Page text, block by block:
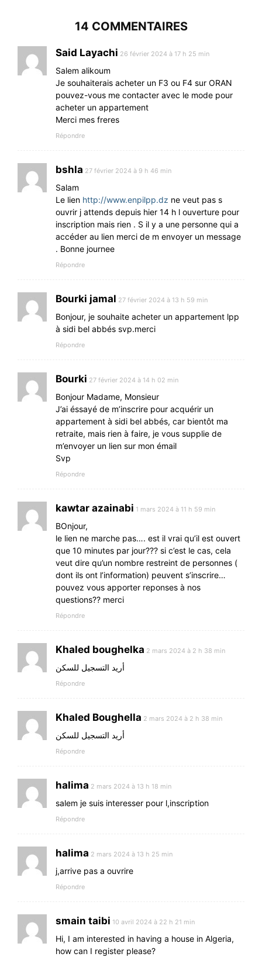
14 COMMENTAIRES
Said Layachi 26 février 2024 à 17 h 25 min
Salem alikoum
Je souhaiterais acheter un F3 ou F4 sur ORAN
pouvez-vous me contacter avec le mode pour
acheter un appartement
Merci mes freres
Répondre
bshla 27 février 2024 à 9 h 46 min
Salam
Le lien http://www.enpilpp.dz ne veut pas s
ouvrir j attends depuis hier 14 h l ouverture pour
inscription mais rien . S il y a une personne qui a
accéder au lien merci de m envoyer un message
. Bonne journee
Répondre
Bourki jamal 27 février 2024 à 13 h 59 min
Bonjour, je souhaite acheter un appartement lpp
à sidi bel abbés svp.merci
Répondre
Bourki 27 février 2024 à 14 h 02 min
Bonjour Madame, Monsieur
J’ai éssayé de m’inscrire pour acquérir un
appartement à sidi bel abbés, car bientôt ma
retraite, mais rien à faire, je vous supplie de
m’envoyer un lien sur mon émail
Svp
Répondre
kawtar azainabi 1 mars 2024 à 11 h 59 min
BOnjour,
le lien ne marche pas…. est il vrai qu’il est ouvert
que 10 minutes par jour??? si c’est le cas, cela
veut dire qu’un nombre restreint de personnes (
dont ils ont l’information) peuvent s’inscrire…
pouvez vous apporter reponses à nos
questions?? merci
Répondre
Khaled boughelka 2 mars 2024 à 2 h 38 min
أريد التسجيل للسكن
Répondre
Khaled Boughella 2 mars 2024 à 2 h 38 min
أريد التسجيل للسكن
Répondre
halima 2 mars 2024 à 13 h 18 min
salem je suis interesser pour l,inscription
Répondre
halima 2 mars 2024 à 13 h 25 min
j,arrive pas a ouvrire
Répondre
smain taibi 10 avril 2024 à 22 h 21 min
Hi, I am interested in having a house in Algeria,
how can I register please?